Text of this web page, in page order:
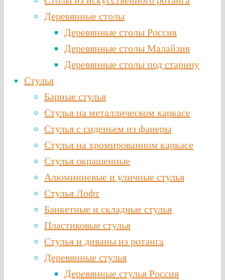
Деревянные столы
Деревянные столы Россия
Деревянные столы Малайзия
Деревянные столы под старину
Стулья
Барные стулья
Стулья на металлическом каркасе
Стулья с сиденьем из фанеры
Стулья на хромированном каркасе
Стулья окрашенные
Алюминиевые и уличные стулья
Стулья Лофт
Банкетные и складные стулья
Пластиковые стулья
Стулья и диваны из ротанга
Деревянные стулья
Деревянные стулья Россия